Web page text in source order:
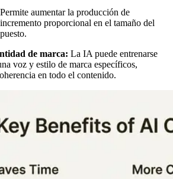
Permite aumentar la producción de
proporcional en el tamaño del
de marca: La IA puede entrenarse
voz y estilo de marca específicos,
en todo el contenido.